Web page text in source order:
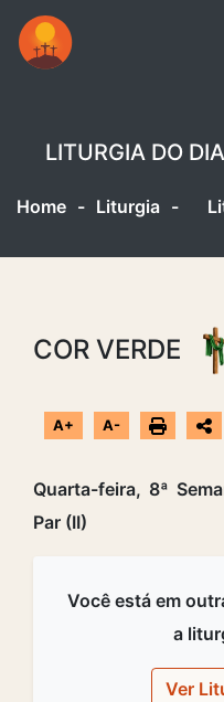
LITURGIA DO
Home - Liturgia -
COR VERDE
A+ A-
Quarta-feira, 8ª
Par (II)
Você está em
a
Ver